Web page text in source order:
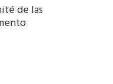
de las